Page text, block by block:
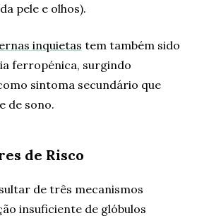
pele e olhos).
inquietas tem também sido
ferropénica, surgindo
sintoma secundário que
de sono.
de Risco
de três mecanismos
insuficiente de glóbulos